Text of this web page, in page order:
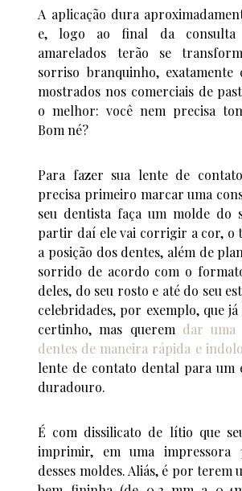
A aplicação dura
e, logo ao final da consulta
amarelados terão se
sorriso branquinho, exatamente
mostrados nos comerciais de
o melhor: você nem precisa
Bom né?
Para fazer sua lente de
precisa primeiro marcar uma
seu dentista faça um molde do
partir daí ele vai corrigir a cor, o
a posição dos dentes, além de
sorrido de acordo com o
deles, do seu rosto e até do seu
celebridades, por exemplo, que
certinho, mas querem dar uma
dentes de maneira rápida e
lente de contato dental para um
duradouro.
É com dissilicato de lítio que
imprimir, em uma impressora
desses moldes. Aliás, é por terem